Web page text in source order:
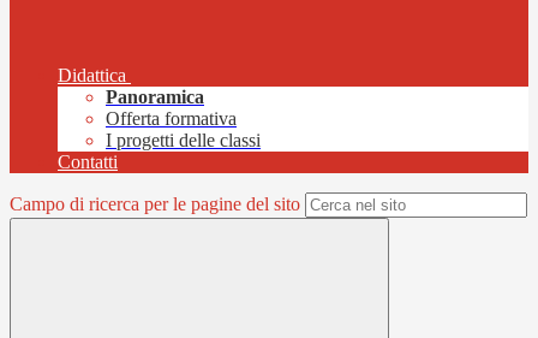
Didattica
Panoramica
Offerta formativa
I progetti delle classi
Contatti
Campo di ricerca per le pagine del sito